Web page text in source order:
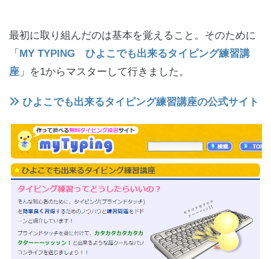
最初に取り組んだのは基本を覚えること。そのために
「 MY TYPING ひよこでも出来るタイピング練習講
座 」を1からマスターして行きました。
ひよこでも出来るタイピング練習講座の公式サイト